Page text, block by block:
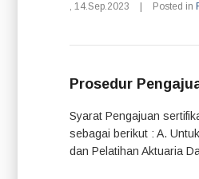
, 14.Sep.2023 Posted in
Prosedur
Syarat Pengajuan
sebagai berikut : A.
dan Pelatihan Aktuaria